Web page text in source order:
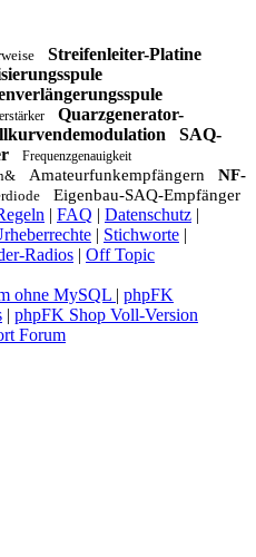
Streifenleiter-Platine
Quarzgenerator-
SAQ-
Frequenzgenauigkeit
Amateurfunkempfängern
NF-
Eigenbau-SAQ-Empfänger
| FAQ | Datenschutz |
| Stichworte |
Radios | Off Topic
ohne MySQL | phpFK
| phpFK Shop Voll-Version
Forum